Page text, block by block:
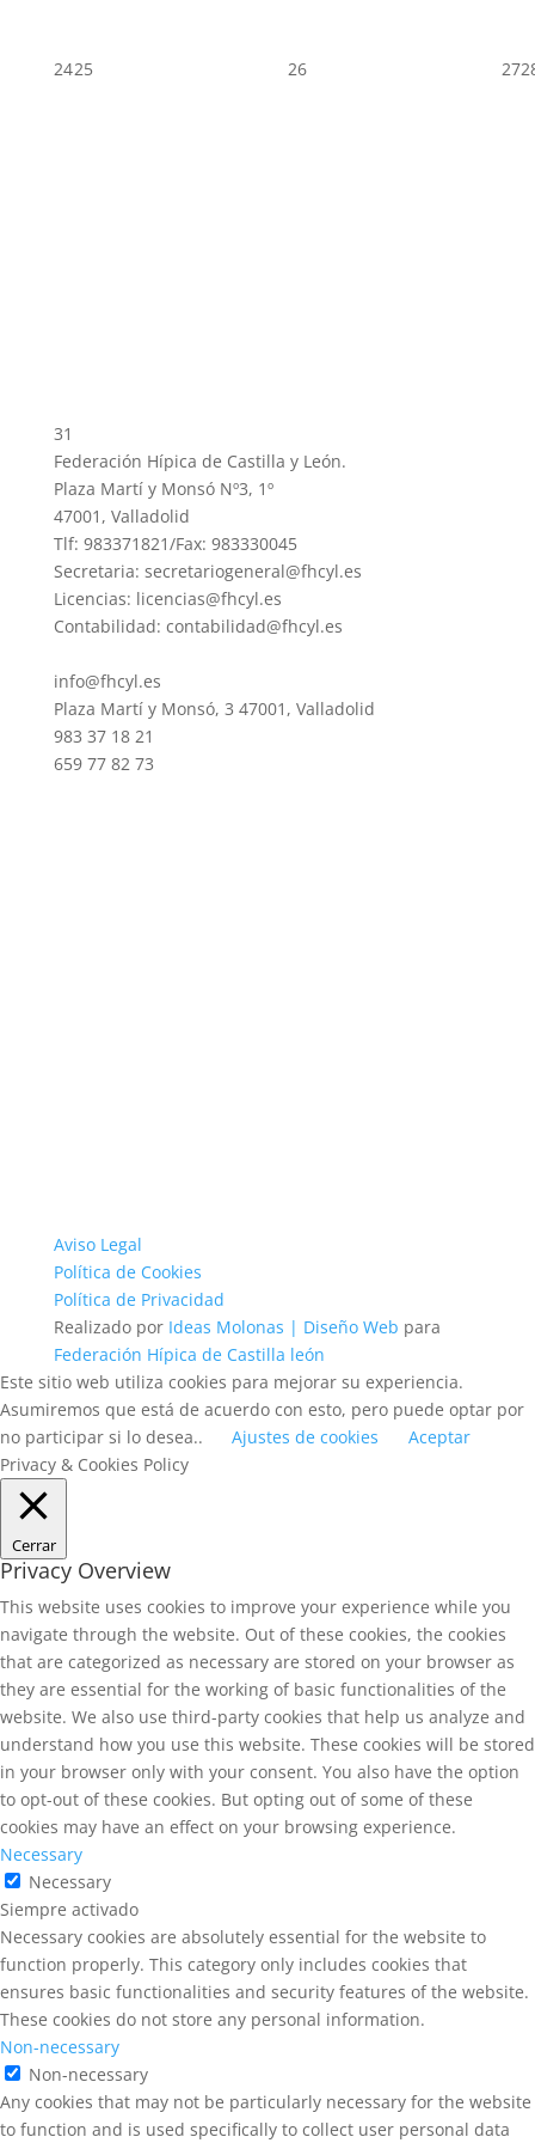
2425 26 27
31
Federación Hípica de Castilla y León.
Plaza Martí y Monsó Nº3, 1º
47001, Valladolid
Tlf: 983371821/Fax: 983330045
Secretaria: secretariogeneral@fhcyl.es
Licencias: licencias@fhcyl.es
Contabilidad: contabilidad@fhcyl.es
info@fhcyl.es
Plaza Martí y Monsó, 3 47001, Valladolid
983 37 18 21
659 77 82 73
Aviso Legal
Política de Cookies
Política de Privacidad
Realizado por Ideas Molonas | Diseño Web para
Federación Hípica de Castilla león
Este sitio web utiliza cookies para mejorar su experiencia.
Asumiremos que está de acuerdo con esto, pero puede optar por
no participar si lo desea..
Ajustes de cookies
Aceptar
Privacy & Cookies Policy
Cerrar
Privacy Overview
This website uses cookies to improve your experience while you
navigate through the website. Out of these cookies, the cookies
that are categorized as necessary are stored on your browser as
they are essential for the working of basic functionalities of the
website. We also use third-party cookies that help us analyze and
understand how you use this website. These cookies will be stored
in your browser only with your consent. You also have the option
to opt-out of these cookies. But opting out of some of these
cookies may have an effect on your browsing experience.
Necessary
Necessary
Siempre activado
Necessary cookies are absolutely essential for the website to
function properly. This category only includes cookies that
ensures basic functionalities and security features of the website.
These cookies do not store any personal information.
Non-necessary
Non-necessary
Any cookies that may not be particularly necessary for the website
to function and is used specifically to collect user personal data